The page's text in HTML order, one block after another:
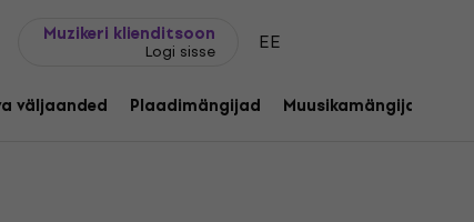
Muzikeri klienditsoon
Logi sisse EE
väljaanded Plaadimängijad Muusikamängijad